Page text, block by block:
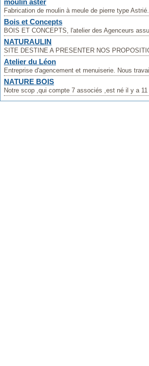
moulin aster
Fabrication de moulin à meule de pierre type
Bois et Concepts
BOIS ET CONCEPTS, l'atelier des Agenceurs
NATURAULIN
SITE DESTINE A PRESENTER NOS
Atelier du Léon
Entreprise d'agencement et menuiserie. Nous
NATURE BOIS
Notre scop ,qui compte 7 associés ,est né il y a